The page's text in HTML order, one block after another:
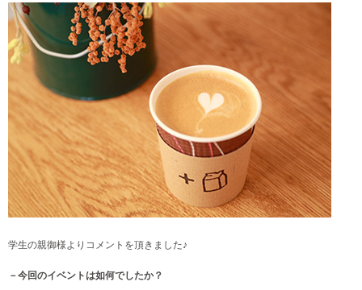
学生の親御様よりコメントを頂きました♪
－今回のイベントは如何でしたか？